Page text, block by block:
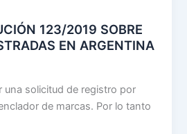
123/2019 SOBRE
EN ARGENTINA
una solicitud de registro por
de marcas. Por lo tanto